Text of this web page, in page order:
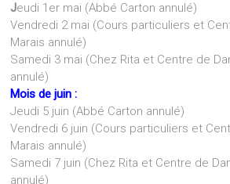
Jeudi 1er mai (Abbé Carton annulé)
Vendredi 2 mai (Cours particuliers et
Marais annulé)
Samedi 3 mai (Chez Rita et Centre de
annulé)
Mois de juin :
Jeudi 5 juin (Abbé Carton annulé)
Vendredi 6 juin (Cours particuliers et
Marais annulé)
Samedi 7 juin (Chez Rita et Centre de
annulé)